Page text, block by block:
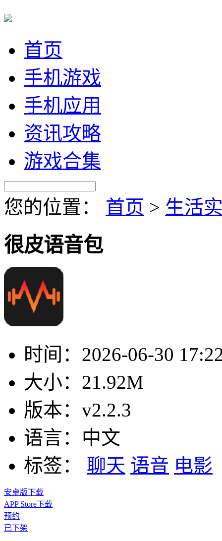
首页
手机游戏
手机应用
资讯攻略
游戏合集
您的位置： 首页 > 生活
很皮语音包
时间： 2026-06-30
大小： 21.92M
版本： v2.2.3
语言： 中文
标签：
聊天 语音 电影
安卓版下载
APP Store下载
预约
已下架